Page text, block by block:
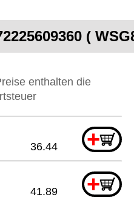
(
enthalten die
+
36.44
+
41.89